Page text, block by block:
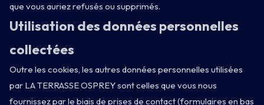
que vous auriez refusés ou supprimés.
Utilisation des données personnelles
collectées
Outre les cookies, les autres données personnelles utilisées
par LA TERRASSE OSPREY sont celles que vous nous
fournissez par le biais de prises de contact (formulaires en bas